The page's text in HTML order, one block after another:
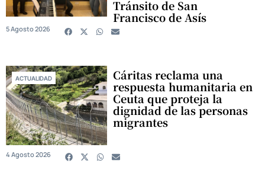
Tránsito de San
Francisco de Asís
5 Agosto 2026
ACTUALIDAD Cáritas reclama una
respuesta humanitaria en
Ceuta que proteja la
dignidad de las personas
migrantes
4 Agosto 2026